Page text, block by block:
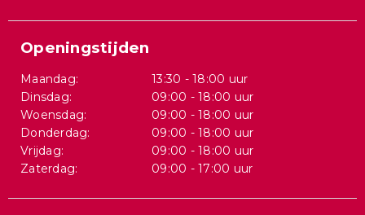
Openingstijden
Maandag:
13:30 - 18:00 uur
Dinsdag:
09:00 - 18:00 uur
Woensdag:
09:00 - 18:00 uur
Donderdag:
09:00 - 18:00 uur
Vrijdag:
09:00 - 18:00 uur
Zaterdag:
09:00 - 17:00 uur